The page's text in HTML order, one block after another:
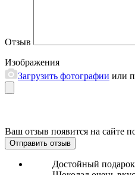
Отзыв
Изображения
Загрузить фотографии или
Ваш отзыв появится на сайте
Отправить отзыв
Достойный